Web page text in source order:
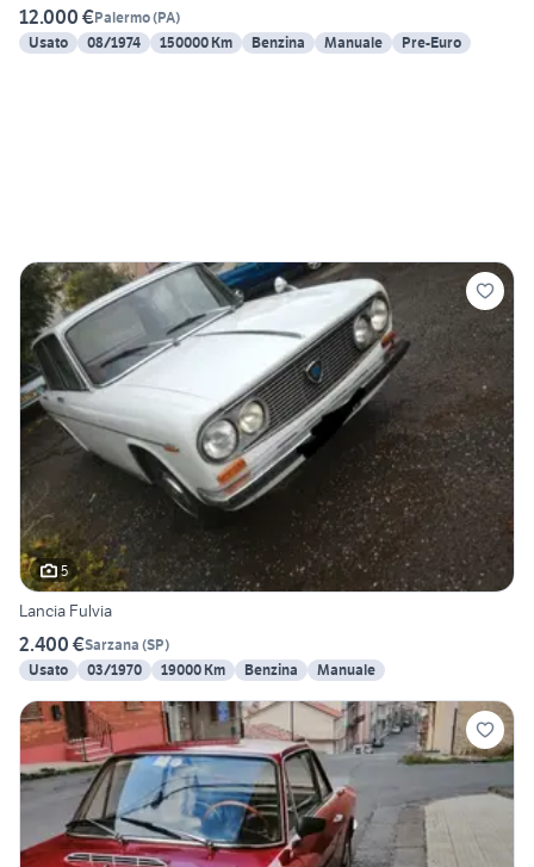
12.000 €Palermo(PA)
Usato
08/1974 150000 Km Benzina Manuale Pre-Euro
5
Lancia Fulvia
2.400 €Sarzana (SP)
Usato
03/1970 19000 Km Benzina Manuale